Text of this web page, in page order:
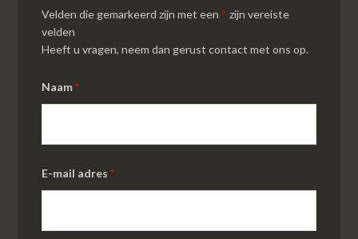
Velden die gemarkeerd zijn met een * zijn vereiste
velden
Heeft u vragen, neem dan gerust contact met ons op.
Naam*
E-mail adres*